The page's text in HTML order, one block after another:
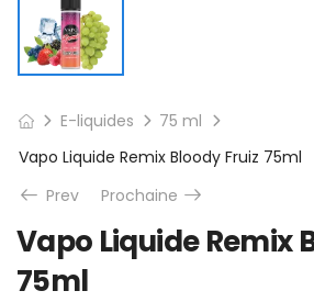
E-liquides
75 ml
Vapo Liquide Remix Bloody Fruiz 75ml
Prev
Prochaine
Vapo Liquide Remix
75ml